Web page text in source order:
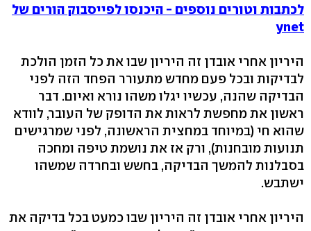
לכתבות וטורים נוספים - היכנסו לפייסבוק הורים של
ynet
היריון אחרי אובדן זה היריון שבו את כל הזמן הולכת
לבדיקות ובכל פעם מחדש מתעורר הפחד הזה לפני
הבדיקה שהנה, עכשיו יגלו משהו נורא ואיום. דבר
ראשון את מחפשת לראות את הדופק של העובר, לוודא
שהוא חי (במיוחד במחצית הראשונה, לפני שמרגישים
תנועות מובחנות), ורק אז את נושמת טיפה ומחכה
בסבלנות להמשך הבדיקה, בחשש ובחרדה שמשהו
ישתבש.
היריון אחרי אובדן זה היריון שבו כמעט בכל בדיקה את